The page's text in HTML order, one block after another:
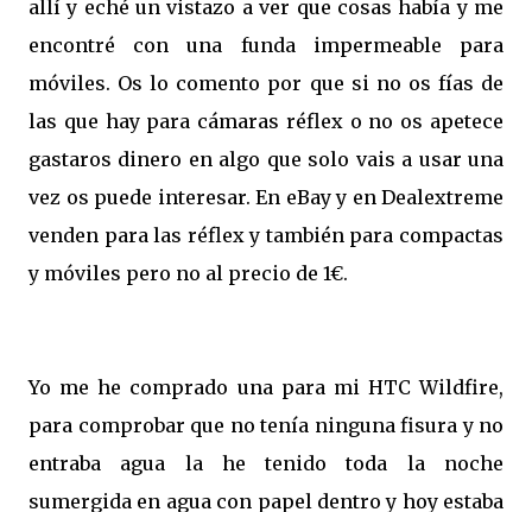
allí y eché un vistazo a ver que cosas había y me
encontré con una funda impermeable para
móviles. Os lo comento por que si no os fías de
las que hay para cámaras réflex o no os apetece
gastaros dinero en algo que solo vais a usar una
vez os puede interesar. En eBay y en Dealextreme
venden para las réflex y también para compactas
y móviles pero no al precio de 1€.
Yo me he comprado una para mi HTC Wildfire,
para comprobar que no tenía ninguna fisura y no
entraba agua la he tenido toda la noche
sumergida en agua con papel dentro y hoy estaba